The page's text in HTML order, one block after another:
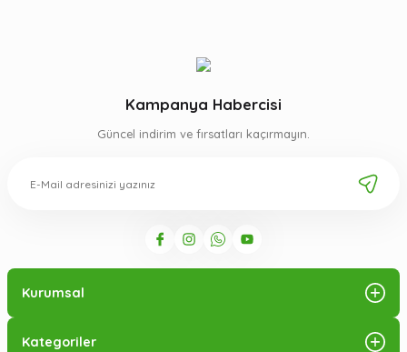
Kampanya Habercisi
Güncel indirim ve fırsatları kaçırmayın.
Kurumsal
Kategoriler